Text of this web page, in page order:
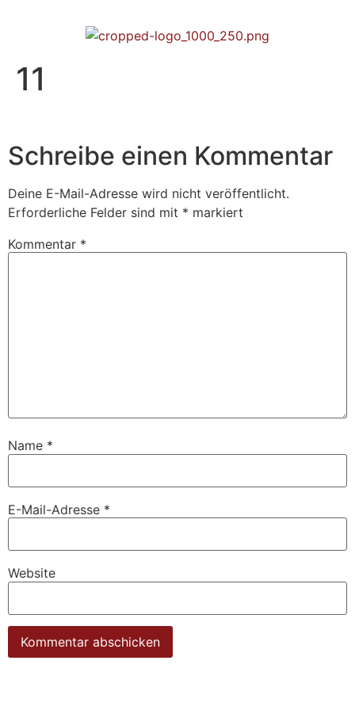
11
Schreibe einen Kommentar
Deine E-Mail-Adresse wird nicht veröffentlicht.
Erforderliche Felder sind mit * markiert
Kommentar *
Name *
E-Mail-Adresse *
Website